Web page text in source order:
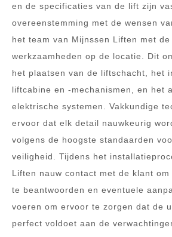
en de specificaties van de lift zijn
overeenstemming met de wensen
het team van Mijnssen Liften met
werkzaamheden op de locatie. Dit
het plaatsen van de liftschacht, het
liftcabine en -mechanismen, en het
elektrische systemen. Vakkundige
ervoor dat elk detail nauwkeurig
volgens de hoogste standaarden
veiligheid. Tijdens het
Liften nauw contact met de klant
te beantwoorden en eventuele
voeren om ervoor te zorgen dat de
perfect voldoet aan de